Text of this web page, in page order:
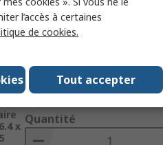
Ajouter
Fiches techniques
x
Sous-total (1 unité)
Quantité
l’accès à certaines
de cookies.
Tout accepter